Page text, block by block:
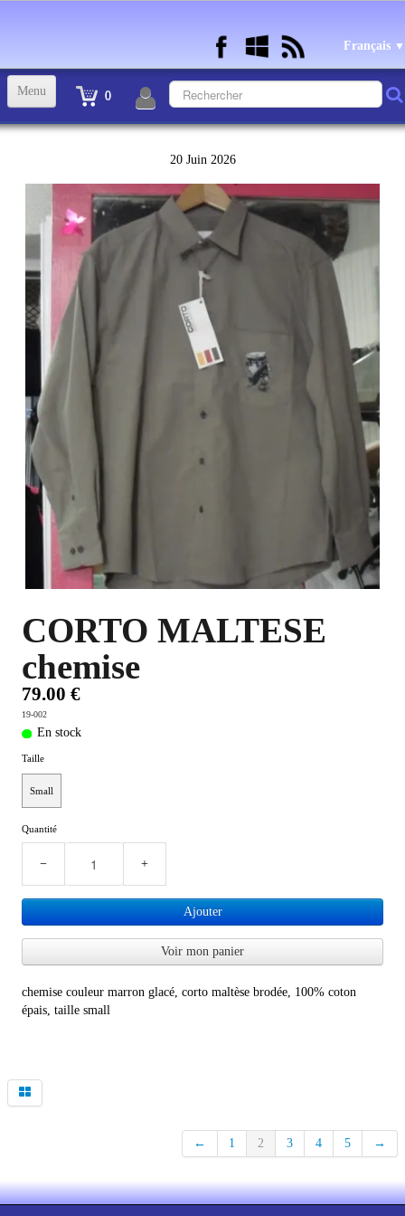
Français ▼
0
Menu
STATUETTES BD RESINE et PLOMB ▼
ANDRE FRANQUIN OBJETS ET VETEMENTS
BECASSINE OU BETTY BOOP OBJETS ET VETEMENTS
TEX AVERY OBJETS ET VETEMENTS ▼
WARNER OBJETS ET VETEMENTS
PLUS D'OBJETS ET VETEMENTS BD
IDEES CADEAUX ET PLUS
BYZANCE
20 Juin 2026
CORTO MALTESE
chemise
79.00 €
19-002
En stock
Taille
Small
Quantité
− +
Ajouter
Voir mon panier
chemise couleur marron glacé, corto maltèse brodée, 100% coton
épais, taille small
← 1 2 3 4 5 →